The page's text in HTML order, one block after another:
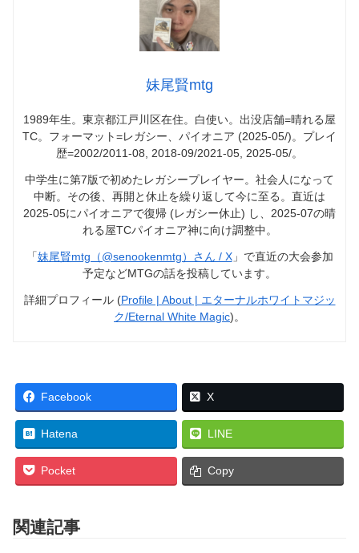
妹尾賢mtg
1989年生。東京都江戸川区在住。白使い。出没店舗=晴れる屋
TC。フォーマット=レガシー、パイオニア (2025-05/)。プレイ
歴=2002/2011-08, 2018-09/2021-05, 2025-05/。
中学生に第7版で初めたレガシープレイヤー。社会人になって
中断。その後、再開と休止を繰り返して今に至る。直近は
2025-05にパイオニアで復帰 (レガシー休止) し、2025-07の晴
れる屋TCパイオニア神に向け調整中。
「妹尾賢mtg（@senookenmtg）さん / X」で直近の大会参加
予定などMTGの話を投稿しています。
詳細プロフィール (Profile | About | エターナルホワイトマジッ
ク/Eternal White Magic)。
Facebook X
Hatena LINE
Pocket Copy
関連記事